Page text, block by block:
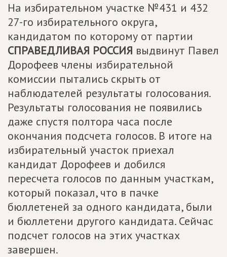
На избирательном участке №431 и 432
27-го избирательного округа,
кандидатом по которому от партии
СПРАВЕДЛИВАЯ РОССИЯ выдвинут Павел
Дорофеев члены избирательной
комиссии пытались скрыть от
наблюдателей результаты голосования.
Результаты голосования не появились
даже спустя полтора часа после
окончания подсчета голосов. В итоге на
избирательный участок приехал
кандидат Дорофеев и добился
пересчета голосов по данным участкам,
который показал, что в пачке
бюллетеней за одного кандидата, были
и бюллетени другого кандидата. Сейчас
подсчет голосов на этих участках
завершен.